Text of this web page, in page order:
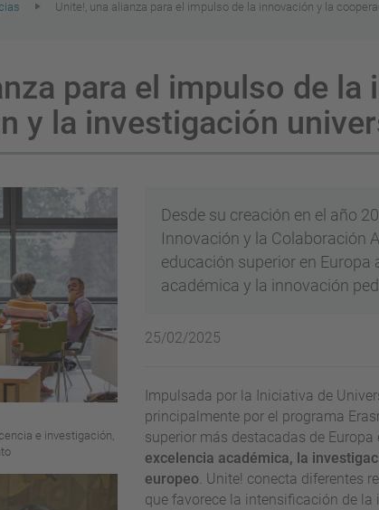
Unite!, una alianza para el impulso de la innovación y la
para el impulso de
y la investigación
e investigación,
Desde su creación en el año
Innovación y la Colaboración
educación superior en
académica y la innovación
25/02/2025
Impulsada por la Iniciativa de
principalmente por el programa
superior más destacadas de Europa
excelencia académica, la
europeo. Unite! conecta diferentes
que favorece la intensificación de